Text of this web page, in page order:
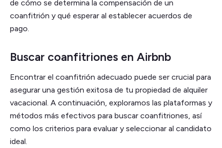
de cómo se determina la compensación de un
coanfitrión y qué esperar al establecer acuerdos de
pago.
Buscar coanfitriones en Airbnb
Encontrar el coanfitrión adecuado puede ser crucial para
asegurar una gestión exitosa de tu propiedad de alquiler
vacacional. A continuación, exploramos las plataformas y
métodos más efectivos para buscar coanfitriones, así
como los criterios para evaluar y seleccionar al candidato
ideal.